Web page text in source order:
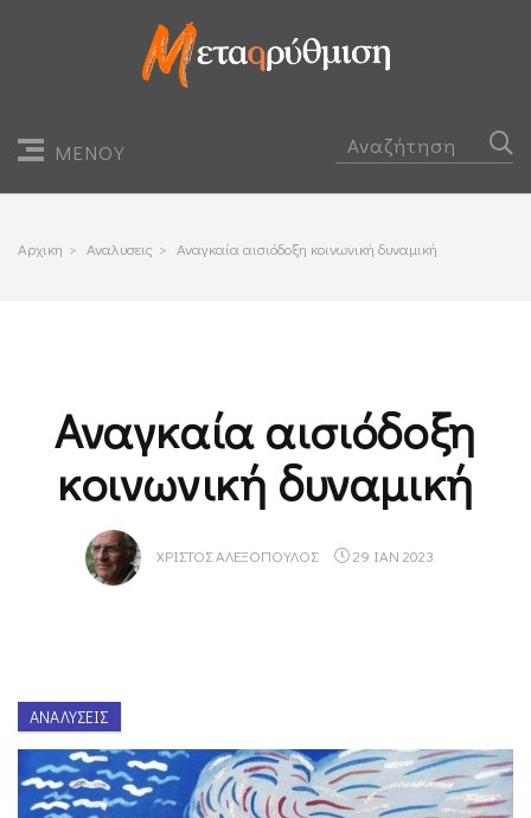
ΜΕΝΟΥ
Αρχικη > Αναλυσεις > Αναγκαία αισιόδοξη κοινωνική δυναμική
Αναγκαία αισιόδοξη
κοινωνική δυναμική
ΧΡΊΣΤΟΣ ΑΛΕΞΌΠΟΥΛΟΣ 29 ΙΑΝ 2023
ΑΝΑΛΎΣΕΙΣ